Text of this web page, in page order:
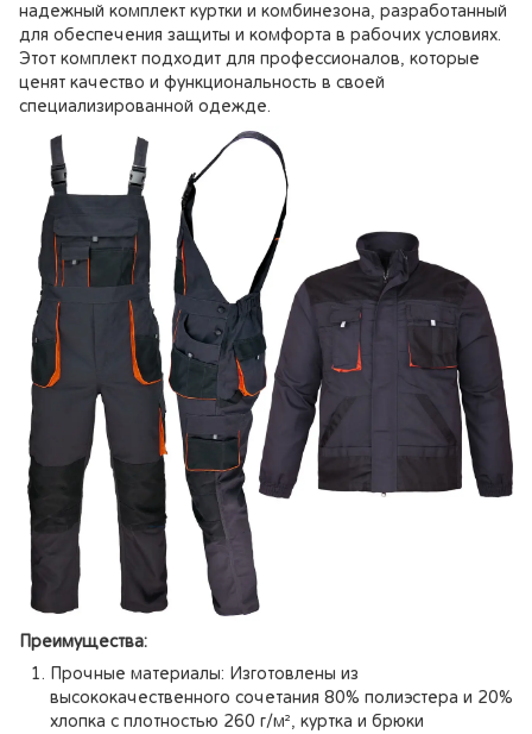
надежный комплект куртки и комбинезона, разработанный
для обеспечения защиты и комфорта в рабочих условиях.
Этот комплект подходит для профессионалов, которые
ценят качество и функциональность в своей
специализированной одежде.
Преимущества:
Прочные материалы: Изготовлены из
высококачественного сочетания 80% полиэстера и 20%
хлопка с плотностью 260 г/м², куртка и брюки